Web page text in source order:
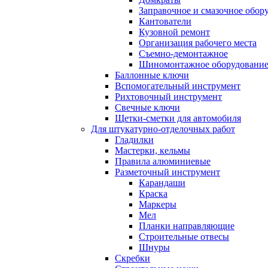
Заправочное и смазочное
Кантователи
Кузовной ремонт
Организация рабочего места
Съемно-демонтажное
Шиномонтажное оборудование
Баллонные ключи
Вспомогательный инструмент
Рихтовочный инструмент
Свечные ключи
Щетки-сметки для автомобиля
Для штукатурно-отделочных работ
Гладилки
Мастерки, кельмы
Правила алюминиевые
Разметочный инструмент
Карандаши
Краска
Маркеры
Мел
Планки направляющие
Строительные отвесы
Шнуры
Скребки